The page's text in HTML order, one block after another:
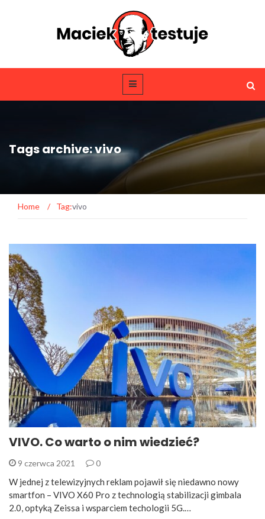
Tags archive: vivo
Home / Tag:vivo
VIVO. Co warto o nim wiedzieć?
9 czerwca 2021 0
W jednej z telewizyjnych reklam pojawił się niedawno nowy
smartfon – VIVO X60 Pro z technologią stabilizacji gimbala
2.0, optyką Zeissa i wsparciem techologii 5G.…